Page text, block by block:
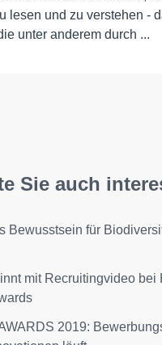
lesen und zu verstehen -
unter anderem durch ...
Sie auch
Bewusstsein für
mit Recruitingvideo bei
2019: